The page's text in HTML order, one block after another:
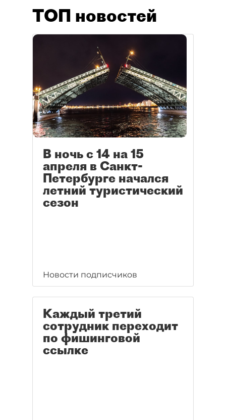
ТОП новостей
В ночь с 14 на 15
апреля в Санкт-
Петербурге начался
летний туристический
сезон
Новости подписчиков
Каждый третий
сотрудник переходит
по фишинговой
ссылке